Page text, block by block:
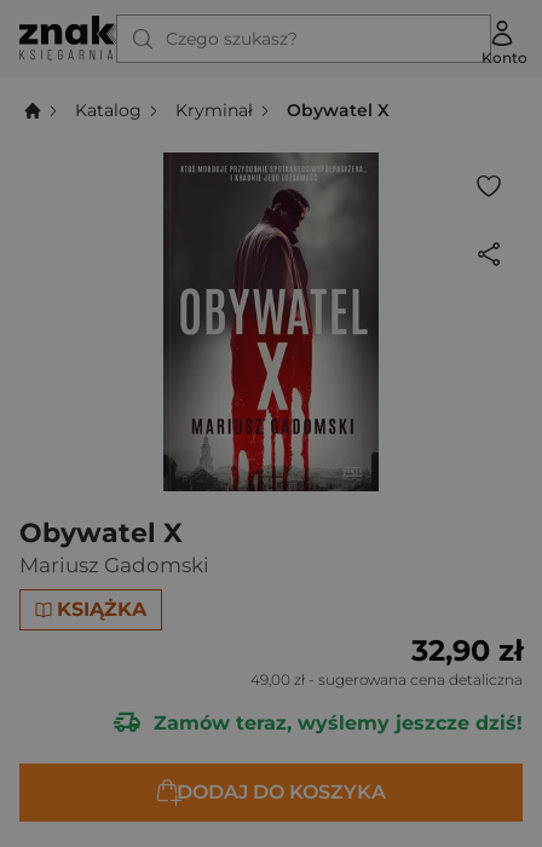
Czego szukasz?
Konto
Katalog Kryminał Obywatel X
Obywatel X
Mariusz Gadomski
KSIĄŻKA
32,90 zł
49,00 zł - sugerowana cena detaliczna
Zamów teraz, wyślemy jeszcze dziś!
DODAJ DO KOSZYKA